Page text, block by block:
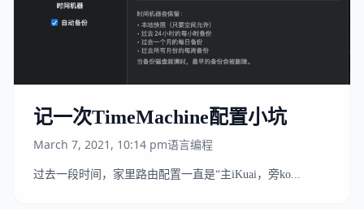
记一次TimeMachine配置小坑
March 7, 2021, 10:14 pm语言编程
过去一段时间，家里路由配置一直是“主iKuai，旁ko...